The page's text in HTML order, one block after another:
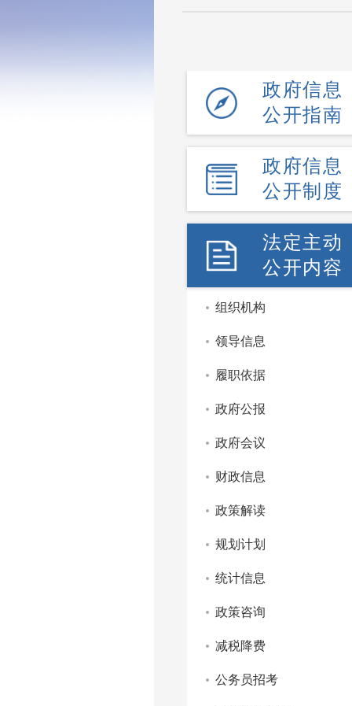
政府信息
公开指南
政府信息
公开制度
法定主动
公开内容
组织机构
领导信息
履职依据
政府公报
政府会议
财政信息
政策解读
规划计划
统计信息
政策咨询
减税降费
公务员招考